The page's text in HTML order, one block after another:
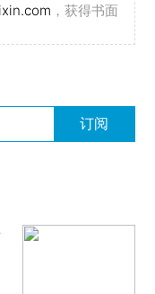
，获得书面
订阅